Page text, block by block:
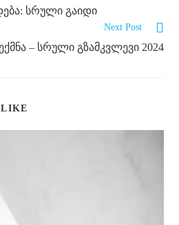
სრული გაიდი
Next Post
– სრული გზამკვლევი 2024